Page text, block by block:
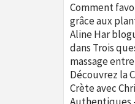
Comment
grâce aux
Aline Har
dans Trois
massage
Découvrez la
Crète avec